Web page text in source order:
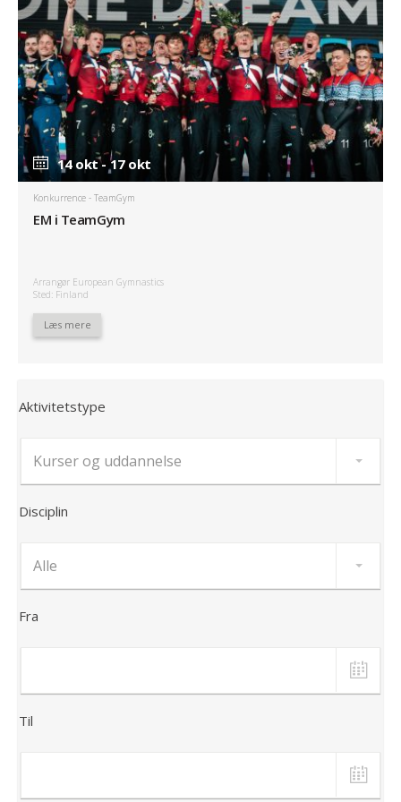
14 okt - 17 okt
Konkurrence - TeamGym
EM i TeamGym
Arrangør European Gymnastics
Sted: Finland
Læs mere
Aktivitetstype
Disciplin
Fra
Til